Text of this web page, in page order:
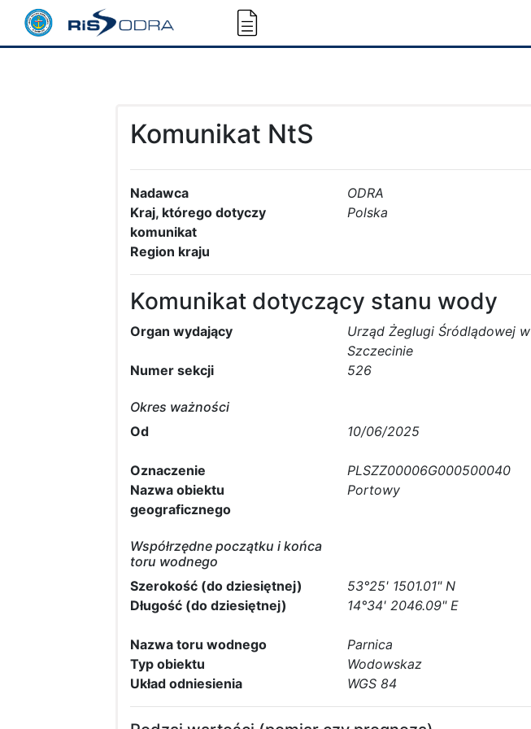
Komunikat NtS
Nadawca ODRA
Kraj, którego dotyczy
komunikat
Polska
Region kraju
Komunikat dotyczący stanu wody
Organ wydający
Urząd Żeglugi Śródlądowej w
Szczecinie
Numer sekcji 526
Okres ważności
Od
10/06/2025
Oznaczenie
PLSZZ00006G000500040
Nazwa obiektu
geograficznego
Portowy
Współrzędne początku i końca
toru wodnego
Szerokość (do dziesiętnej)
53°25' 1501.01" N
Długość (do dziesiętnej)
14°34' 2046.09" E
Nazwa toru wodnego
Parnica
Typ obiektu
Wodowskaz
Układ odniesienia
WGS 84